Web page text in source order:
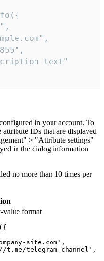
text"
in your account. To
IDs that are displayed
> "Attribute settings"
in the dialog information
no more than 10 times per
value format
site.com',
t.me/telegram-channel',